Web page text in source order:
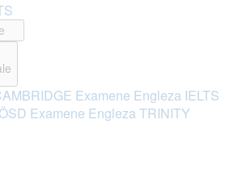
Examene Engleza IELTS
Examene Engleza TRINITY